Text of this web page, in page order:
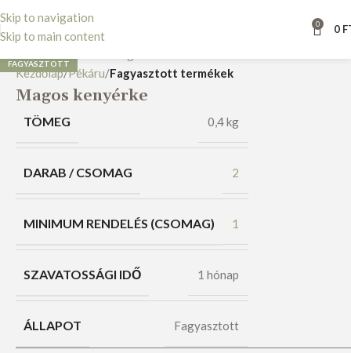
Skip to navigation
Skip to main content
0 0
FAGYASZTOTT
Nagyításhoz kattints ide
Kezdőlap Pékáru Fagyasztott termékek
Magos kenyérke
TÖMEG 0,4 kg
DARAB / CSOMAG 2
MINIMUM RENDELÉS (CSOMAG) 1
SZAVATOSSÁGI IDŐ 1 hónap
ÁLLAPOT Fagyasztott